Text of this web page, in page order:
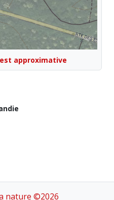
approximative
nature ©2026